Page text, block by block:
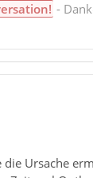
-
Ursache